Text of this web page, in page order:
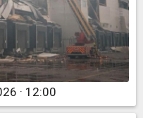
· 12:00